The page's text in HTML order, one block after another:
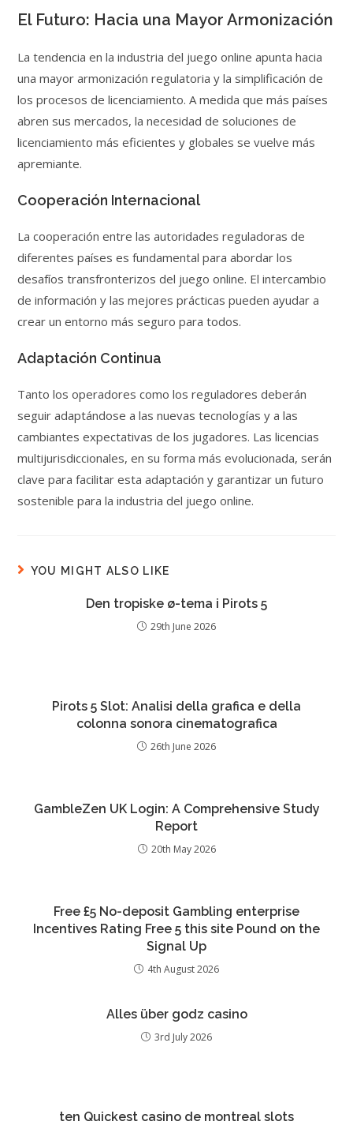
El Futuro: Hacia una Mayor Armonización
La tendencia en la industria del juego online apunta hacia
una mayor armonización regulatoria y la simplificación de
los procesos de licenciamiento. A medida que más países
abren sus mercados, la necesidad de soluciones de
licenciamiento más eficientes y globales se vuelve más
apremiante.
Cooperación Internacional
La cooperación entre las autoridades reguladoras de
diferentes países es fundamental para abordar los
desafíos transfronterizos del juego online. El intercambio
de información y las mejores prácticas pueden ayudar a
crear un entorno más seguro para todos.
Adaptación Continua
Tanto los operadores como los reguladores deberán
seguir adaptándose a las nuevas tecnologías y a las
cambiantes expectativas de los jugadores. Las licencias
multijurisdiccionales, en su forma más evolucionada, serán
clave para facilitar esta adaptación y garantizar un futuro
sostenible para la industria del juego online.
YOU MIGHT ALSO LIKE
Den tropiske ø-tema i Pirots 5
29th June 2026
Pirots 5 Slot: Analisi della grafica e della
colonna sonora cinematografica
26th June 2026
GambleZen UK Login: A Comprehensive Study
Report
20th May 2026
Free £5 No-deposit Gambling enterprise
Incentives Rating Free 5 this site Pound on the
Signal Up
4th August 2026
Alles über godz casino
3rd July 2026
ten Quickest casino de montreal slots